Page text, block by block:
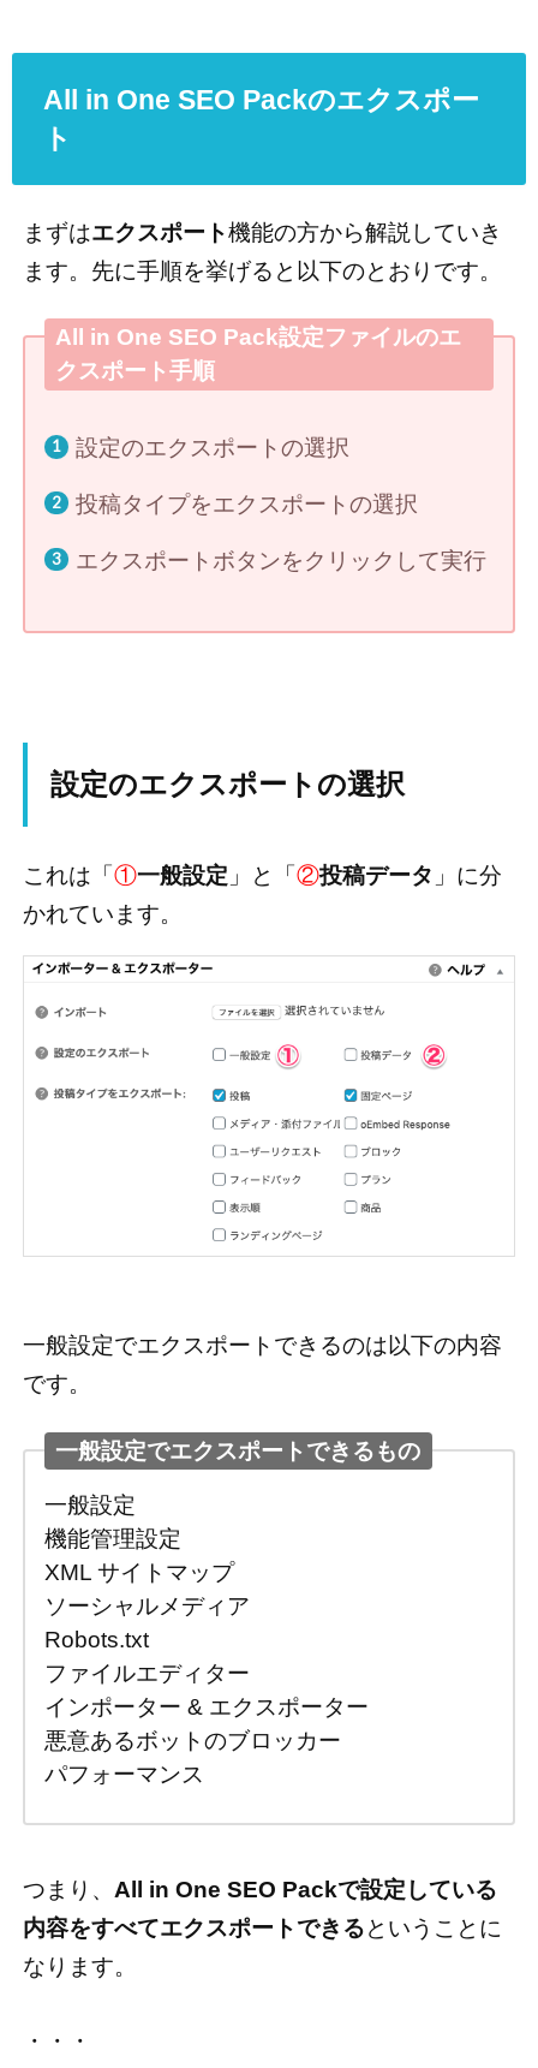
All in One SEO Packのエクスポー
ト
まずはエクスポート機能の方から解説していき
ます。先に手順を挙げると以下のとおりです。
All in One SEO Pack設定ファイルのエ
クスポート手順
設定のエクスポートの選択
投稿タイプをエクスポートの選択
エクスポートボタンをクリックして実行
設定のエクスポートの選択
これは「①一般設定 」と「②投稿データ 」に分
かれています。
一般設定でエクスポートできるのは以下の内容
です。
一般設定でエクスポートできるもの
一般設定
機能管理設定
XML サイトマップ
ソーシャルメディア
Robots.txt
ファイルエディター
インポーター & エクスポーター
悪意あるボットのブロッカー
パフォーマンス
つまり、 All in One SEO Packで設定している
内容をすべてエクスポートできるということに
なります。
・・・